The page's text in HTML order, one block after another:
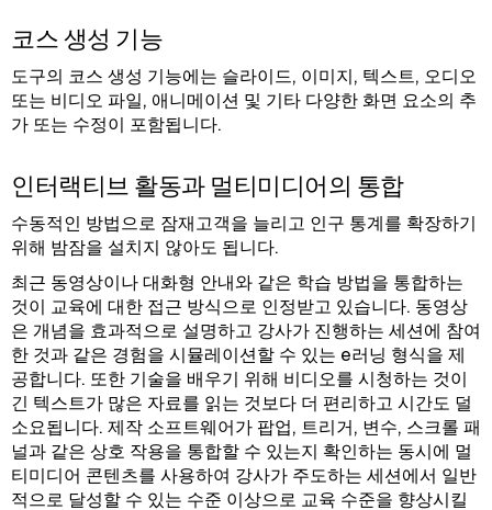
코스 생성 기능
도구의 코스 생성 기능에는 슬라이드, 이미지, 텍스트, 오디오
또는 비디오 파일, 애니메이션 및 기타 다양한 화면 요소의 추
가 또는 수정이 포함됩니다.
인터랙티브 활동과 멀티미디어의 통합
수동적인 방법으로 잠재고객을 늘리고 인구 통계를 확장하기
위해 밤잠을 설치지 않아도 됩니다.
최근 동영상이나 대화형 안내와 같은 학습 방법을 통합하는
것이 교육에 대한 접근 방식으로 인정받고 있습니다. 동영상
은 개념을 효과적으로 설명하고 강사가 진행하는 세션에 참여
한 것과 같은 경험을 시뮬레이션할 수 있는 e러닝 형식을 제
공합니다. 또한 기술을 배우기 위해 비디오를 시청하는 것이
긴 텍스트가 많은 자료를 읽는 것보다 더 편리하고 시간도 덜
소요됩니다. 제작 소프트웨어가 팝업, 트리거, 변수, 스크롤 패
널과 같은 상호 작용을 통합할 수 있는지 확인하는 동시에 멀
티미디어 콘텐츠를 사용하여 강사가 주도하는 세션에서 일반
적으로 달성할 수 있는 수준 이상으로 교육 수준을 향상시킬